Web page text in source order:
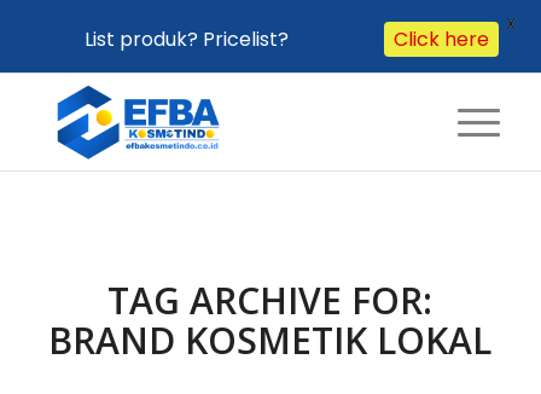
TAG ARCHIVE FOR:
BRAND KOSMETIK LOKAL
List produk? Pricelist? Click here X